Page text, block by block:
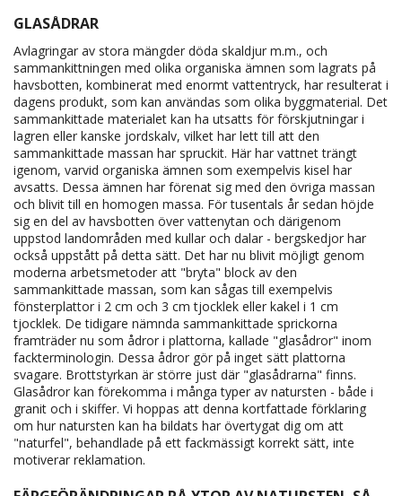
GLASÅDRAR
Avlagringar av stora mängder döda skaldjur m.m., och
sammankittningen med olika organiska ämnen som lagrats på
havsbotten, kombinerat med enormt vattentryck, har resulterat i
dagens produkt, som kan användas som olika byggmaterial. Det
sammankittade materialet kan ha utsatts för förskjutningar i
lagren eller kanske jordskalv, vilket har lett till att den
sammankittade massan har spruckit. Här har vattnet trängt
igenom, varvid organiska ämnen som exempelvis kisel har
avsatts. Dessa ämnen har förenat sig med den övriga massan
och blivit till en homogen massa. För tusentals år sedan höjde
sig en del av havsbotten över vattenytan och därigenom
uppstod landområden med kullar och dalar - bergskedjor har
också uppstått på detta sätt. Det har nu blivit möjligt genom
moderna arbetsmetoder att "bryta" block av den
sammankittade massan, som kan sågas till exempelvis
fönsterplattor i 2 cm och 3 cm tjocklek eller kakel i 1 cm
tjocklek. De tidigare nämnda sammankittade sprickorna
framträder nu som ådror i plattorna, kallade "glasådror" inom
fackterminologin. Dessa ådror gör på inget sätt plattorna
svagare. Brottstyrkan är större just där "glasådrarna" finns.
Glasådror kan förekomma i många typer av natursten - både i
granit och i skiffer. Vi hoppas att denna kortfattade förklaring
om hur natursten kan ha bildats har övertygat dig om att
"naturfel", behandlade på ett fackmässigt korrekt sätt, inte
motiverar reklamation.